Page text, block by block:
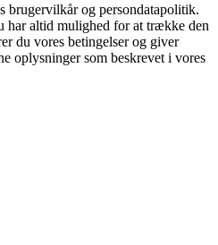
brugervilkår og persondatapolitik.
altid mulighed for at trække den
du vores betingelser og giver
oplysninger som beskrevet i vores